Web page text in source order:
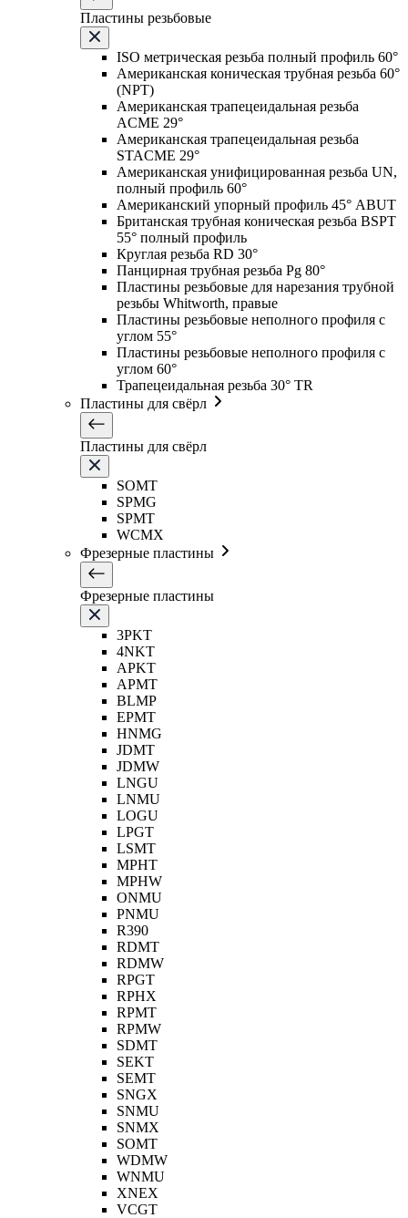
Пластины резьбовые
ISO метрическая резьба полный профиль 60°
Американская коническая трубная резьба 60°
(NPT)
Американская трапецеидальная резьба
ACME 29°
Американская трапецеидальная резьба
STACME 29°
Американская унифицированная резьба UN,
полный профиль 60°
Американский упорный профиль 45° ABUT
Британская трубная коническая резьба BSPT
55° полный профиль
Круглая резьба RD 30°
Панцирная трубная резьба Pg 80°
Пластины резьбовые для нарезания трубной
резьбы Whitworth, правые
Пластины резьбовые неполного профиля с
углом 55°
Пластины резьбовые неполного профиля с
углом 60°
Трапецеидальная резьба 30° TR
Пластины для свёрл
Пластины для свёрл
SOMT
SPMG
SPMT
WCMX
Фрезерные пластины
Фрезерные пластины
3PKT
4NKT
APKT
APMT
BLMP
EPMT
HNMG
JDMT
JDMW
LNGU
LNMU
LOGU
LPGT
LSMT
MPHT
MPHW
ONMU
PNMU
R390
RDMT
RDMW
RPGT
RPHX
RPMT
RPMW
SDMT
SEKT
SEMT
SNGX
SNMU
SNMX
SOMT
WDMW
WNMU
XNEX
VCGT